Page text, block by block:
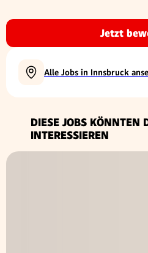
Jetzt
Alle Jobs in Innsbruck
DIESE JOBS KÖNNTEN
INTERESSIEREN